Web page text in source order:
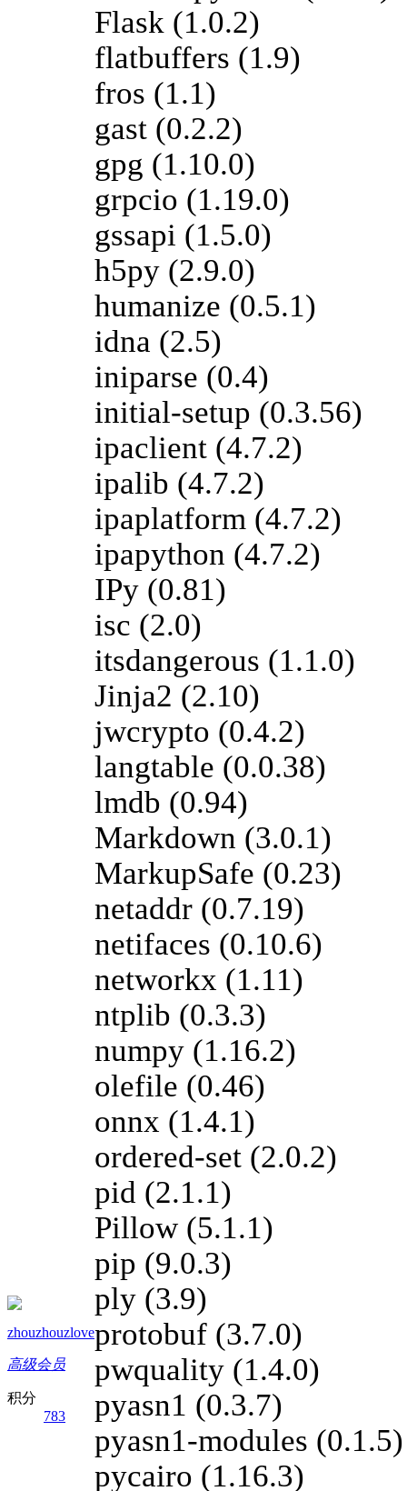
zhouzhouzlove
高级会员
积分
783
Flask (1.0.2)
flatbuffers (1.9)
fros (1.1)
gast (0.2.2)
gpg (1.10.0)
grpcio (1.19.0)
gssapi (1.5.0)
h5py (2.9.0)
humanize (0.5.1)
idna (2.5)
iniparse (0.4)
initial-setup (0.3.56)
ipaclient (4.7.2)
ipalib (4.7.2)
ipaplatform (4.7.2)
ipapython (4.7.2)
IPy (0.81)
isc (2.0)
itsdangerous (1.1.0)
Jinja2 (2.10)
jwcrypto (0.4.2)
langtable (0.0.38)
lmdb (0.94)
Markdown (3.0.1)
MarkupSafe (0.23)
netaddr (0.7.19)
netifaces (0.10.6)
networkx (1.11)
ntplib (0.3.3)
numpy (1.16.2)
olefile (0.46)
onnx (1.4.1)
ordered-set (2.0.2)
pid (2.1.1)
Pillow (5.1.1)
pip (9.0.3)
ply (3.9)
protobuf (3.7.0)
pwquality (1.4.0)
pyasn1 (0.3.7)
pyasn1-modules (0.1.5)
pycairo (1.16.3)